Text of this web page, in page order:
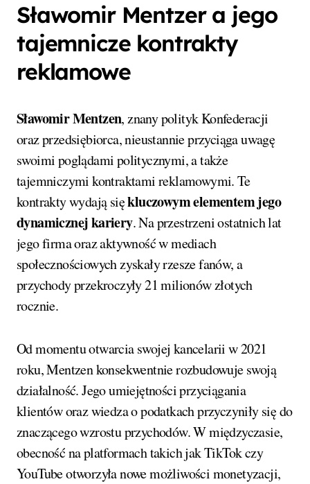
Sławomir Mentzer a jego
tajemnicze kontrakty
reklamowe
Sławomir Mentzen, znany polityk Konfederacji
oraz przedsiębiorca, nieustannie przyciąga uwagę
swoimi poglądami politycznymi, a także
tajemniczymi kontraktami reklamowymi. Te
kontrakty wydają siękluczowym elementem jego
dynamicznej kariery. Na przestrzeni ostatnich lat
jego firma oraz aktywność w mediach
społecznościowych zyskały rzesze fanów, a
przychody przekroczyły 21 milionów złotych
rocznie.
Od momentu otwarcia swojej kancelarii w 2021
roku, Mentzen konsekwentnie rozbudowuje swoją
działalność. Jego umiejętności przyciągania
klientów oraz wiedza o podatkach przyczyniły się do
znaczącego wzrostu przychodów. W międzyczasie,
obecność na platformach takich jak TikTok czy
YouTube otworzyła nowe możliwości monetyzacji,